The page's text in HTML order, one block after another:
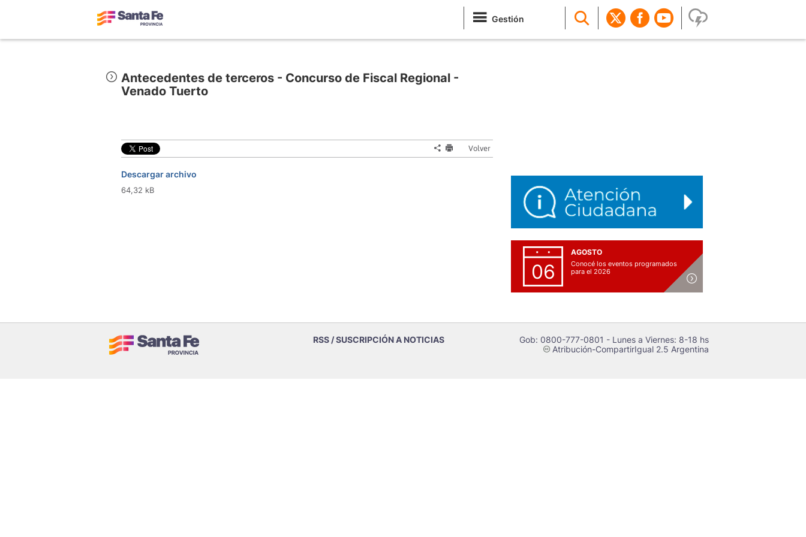
Gestión
Antecedentes de terceros - Concurso de Fiscal Regional -
Venado Tuerto
Volver
Descargar archivo
64,32 kB
06
AGOSTO
Conocé los eventos programados
para el 2026
RSS / SUSCRIPCIÓN A NOTICIAS Gob: 0800-777-0801 - Lunes a Viernes: 8-18 hs
cAtribución-CompartirIgual 2.5 Argentina